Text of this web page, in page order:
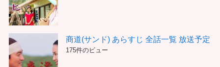
商道(サンド) あらすじ 全話一覧 放送予定
175件のビュー